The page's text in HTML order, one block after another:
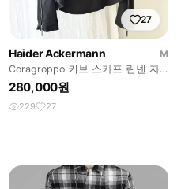
27
Haider Ackermann
M
Coragroppo 커브 스카프 린넨 자
켓
280,000원
229 27